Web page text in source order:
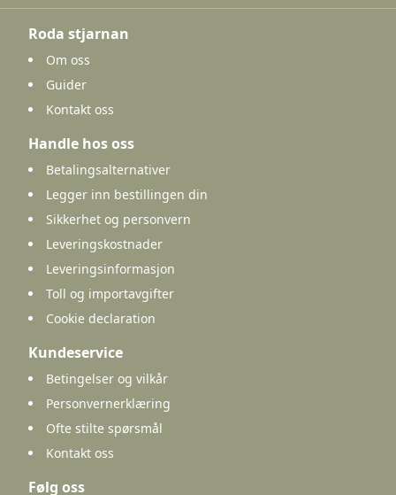
Roda stjarnan
Om oss
Guider
Kontakt oss
Handle hos oss
Betalingsalternativer
Legger inn bestillingen din
Sikkerhet og personvern
Leveringskostnader
Leveringsinformasjon
Toll og importavgifter
Cookie declaration
Kundeservice
Betingelser og vilkår
Personvernerklæring
Ofte stilte spørsmål
Kontakt oss
Følg oss